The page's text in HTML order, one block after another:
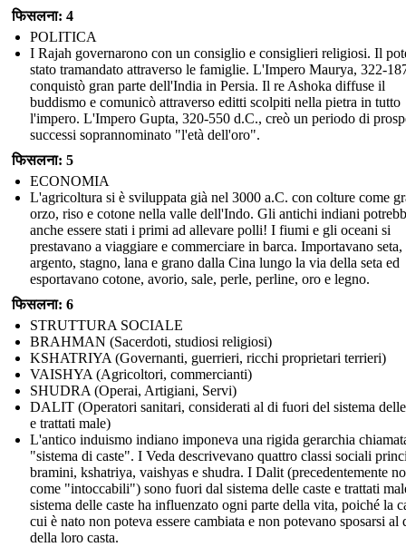
फिसलना: 4
POLITICA
I Rajah governarono con un consiglio e consiglieri religiosi. Il
stato tramandato attraverso le famiglie. L'Impero Maurya, 322-
conquistò gran parte dell'India in Persia. Il re Ashoka diffuse il
buddismo e comunicò attraverso editti scolpiti nella pietra in tutto
l'impero. L'Impero Gupta, 320-550 d.C., creò un periodo di
successi soprannominato "l'età dell'oro".
फिसलना: 5
ECONOMIA
L'agricoltura si è sviluppata già nel 3000 a.C. con colture come
orzo, riso e cotone nella valle dell'Indo. Gli antichi indiani
anche essere stati i primi ad allevare polli! I fiumi e gli oceani si
prestavano a viaggiare e commerciare in barca. Importavano seta,
argento, stagno, lana e grano dalla Cina lungo la via della seta ed
esportavano cotone, avorio, sale, perle, perline, oro e legno.
फिसलना: 6
STRUTTURA SOCIALE
BRAHMAN (Sacerdoti, studiosi religiosi)
KSHATRIYA (Governanti, guerrieri, ricchi proprietari terrieri)
VAISHYA (Agricoltori, commercianti)
SHUDRA (Operai, Artigiani, Servi)
DALIT (Operatori sanitari, considerati al di fuori del sistema delle
e trattati male)
L'antico induismo indiano imponeva una rigida gerarchia
"sistema di caste". I Veda descrivevano quattro classi sociali
bramini, kshatriya, vaishyas e shudra. I Dalit (precedentemente
come "intoccabili") sono fuori dal sistema delle caste e trattati
sistema delle caste ha influenzato ogni parte della vita, poiché la
cui è nato non poteva essere cambiata e non potevano sposarsi al
della loro casta.